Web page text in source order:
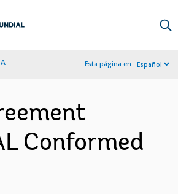
Esta página en: Español
Conformed